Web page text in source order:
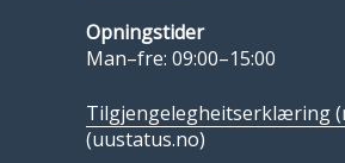
Opningstider
Man–fre: 09:00–15:00
Tilgjengelegheitserklæring
(uustatus.no)